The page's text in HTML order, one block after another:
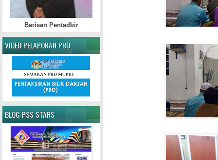
Barisan Pentadbir
VIDEO PELAPORAN PBD
BLOG PSS STARS